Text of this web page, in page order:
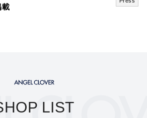
載
LIST